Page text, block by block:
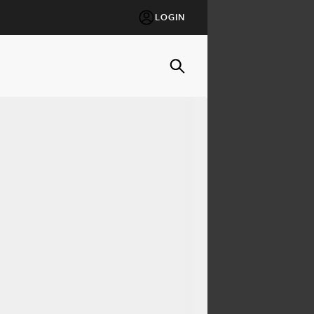
LOGIN